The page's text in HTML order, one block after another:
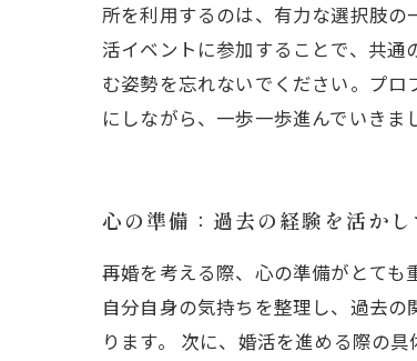
所を利用するのは、有力な選択肢
活イベントに参加することで、共
む姿勢を忘れないでください。プ
にしながら、一歩一歩進んでいきま
心の準備：過去の経験を活か
再婚を考える際、心の準備がとても
自分自身の気持ちを整理し、過去
ります。 次に、婚活を進める際の